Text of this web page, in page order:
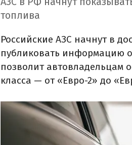
топлива
Российские АЗС начнут в
публиковать информацию
позволит автовладельцам
класса — от «Евро-2» до